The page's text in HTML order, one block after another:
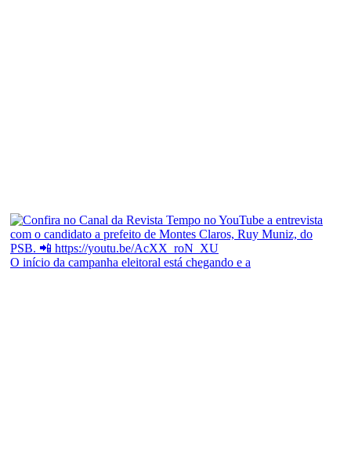
O início da campanha eleitoral está chegando e a